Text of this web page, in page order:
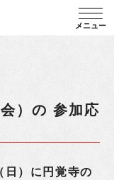
メニュー
）の 参加応
）に円覚寺の